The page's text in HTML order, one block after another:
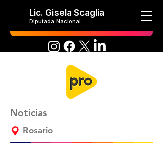
Lic. Gisela Scaglia
Diputada Nacional
Noticias
Rosario